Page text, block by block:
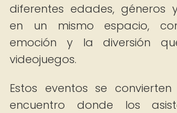
diferentes edades, géneros
en un mismo espacio,
emoción y la diversión
videojuegos.
Estos eventos se
encuentro donde los